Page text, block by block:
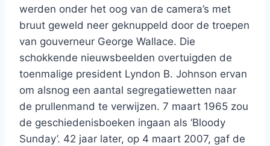
werden onder het oog van de camera’s met
bruut geweld neer geknuppeld door de troepen
van gouverneur George Wallace. Die
schokkende nieuwsbeelden overtuigden de
toenmalige president Lyndon B. Johnson ervan
om alsnog een aantal segregatiewetten naar
de prullenmand te verwijzen. 7 maart 1965 zou
de geschiedenisboeken ingaan als ‘Bloody
Sunday’. 42 jaar later, op 4 maart 2007, gaf de